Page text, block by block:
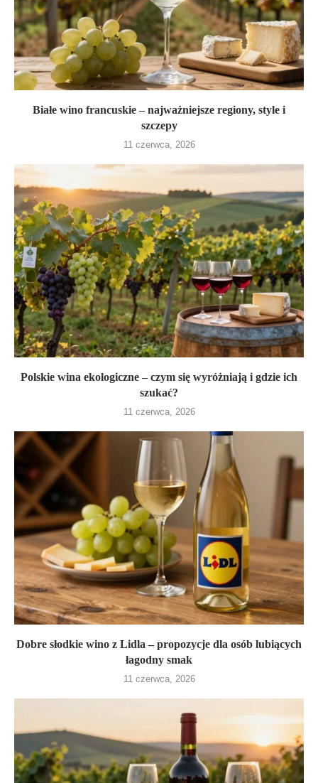
Białe wino francuskie – najważniejsze regiony, style i
szczepy
11 czerwca, 2026
Polskie wina ekologiczne – czym się wyróżniają i gdzie ich
szukać?
11 czerwca, 2026
Dobre słodkie wino z Lidla – propozycje dla osób lubiących
łagodny smak
11 czerwca, 2026